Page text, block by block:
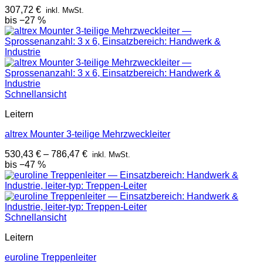
307,72 € inkl. MwSt.
bis −27 %
Schnellansicht
Leitern
altrex Mounter 3-teilige Mehrzweckleiter
530,43 € – 786,47 € inkl. MwSt.
bis −47 %
Schnellansicht
Leitern
euroline Treppenleiter